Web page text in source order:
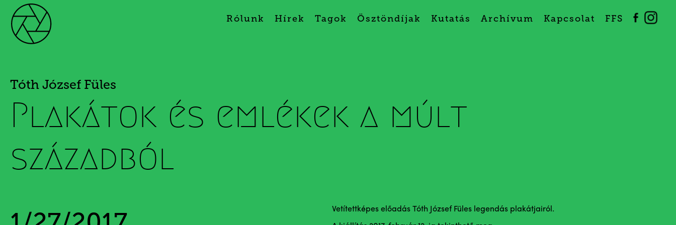
Rólunk Hírek Tagok Ösztöndíjak Kutatás Archívum Kapcsolat FFS
Tóth József Füles
Plakátok és emlékek a múlt
századból
Vetítettképes előadás Tóth József Füles legendás plakátjairól.